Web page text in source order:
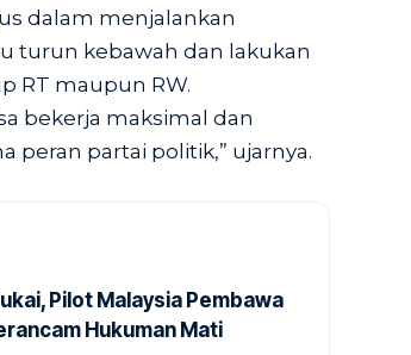
dalam menjalankan
turun kebawah dan lakukan
RT maupun RW.
bekerja maksimal dan
peran partai politik,” ujarnya.
Pilot Malaysia Pembawa
Hukuman Mati